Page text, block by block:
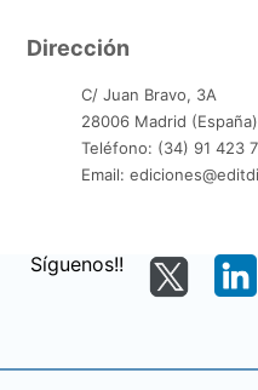
Dirección
C/ Juan Bravo, 3A
28006 Madrid (España)
Teléfono: (34) 91 423
Email:
Síguenos!!